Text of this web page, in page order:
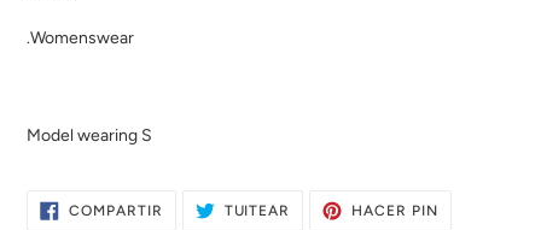
.Womenswear
Model wearing S
COMPARTIR COMPARTIRTUITEAR TUITEARHACER PINPINEAR